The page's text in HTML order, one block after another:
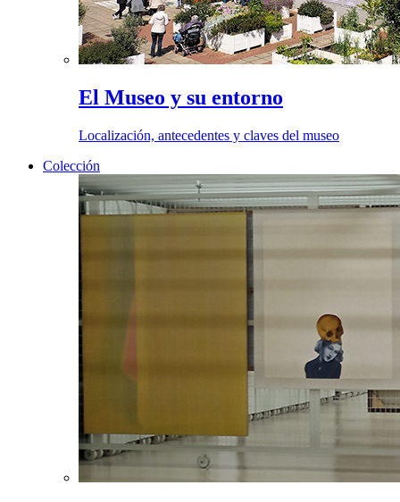
El Museo y su entorno
Localización, antecedentes y claves del museo
Colección